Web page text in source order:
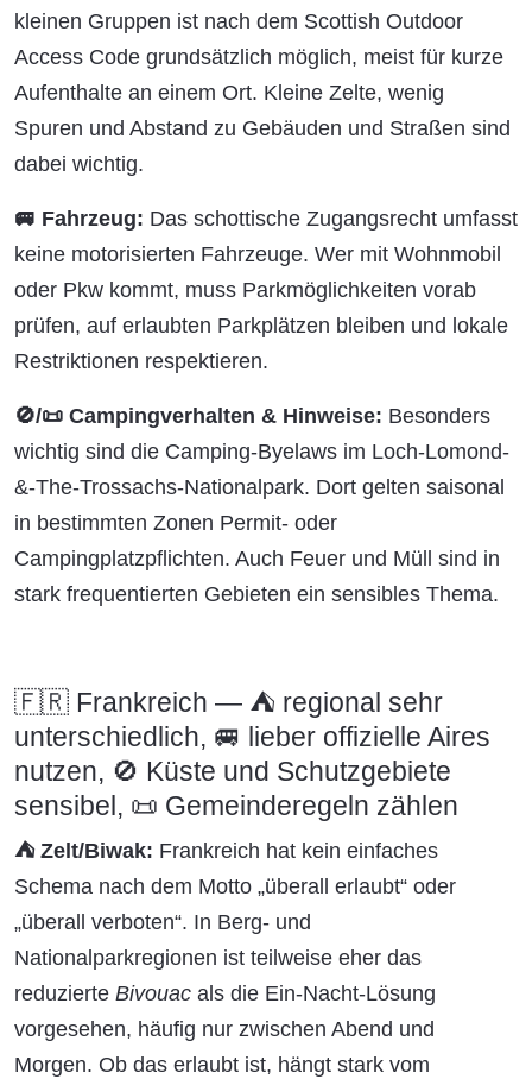
kleinen Gruppen ist nach dem Scottish Outdoor
Access Code grundsätzlich möglich, meist für kurze
Aufenthalte an einem Ort. Kleine Zelte, wenig
Spuren und Abstand zu Gebäuden und Straßen sind
dabei wichtig.
🚐 Fahrzeug: Das schottische Zugangsrecht umfasst
keine motorisierten Fahrzeuge. Wer mit Wohnmobil
oder Pkw kommt, muss Parkmöglichkeiten vorab
prüfen, auf erlaubten Parkplätzen bleiben und lokale
Restriktionen respektieren.
🚫/📜 Campingverhalten & Hinweise: Besonders
wichtig sind die Camping-Byelaws im Loch-Lomond-
&-The-Trossachs-Nationalpark. Dort gelten saisonal
in bestimmten Zonen Permit- oder
Campingplatzpflichten. Auch Feuer und Müll sind in
stark frequentierten Gebieten ein sensibles Thema.
🇫🇷 Frankreich — ⛺ regional sehr
unterschiedlich, 🚐 lieber offizielle Aires
nutzen, 🚫 Küste und Schutzgebiete
sensibel, 📜 Gemeinderegeln zählen
⛺ Zelt/Biwak: Frankreich hat kein einfaches
Schema nach dem Motto „überall erlaubt“ oder
„überall verboten“. In Berg- und
Nationalparkregionen ist teilweise eher das
reduzierte Bivouac als die Ein-Nacht-Lösung
vorgesehen, häufig nur zwischen Abend und
Morgen. Ob das erlaubt ist, hängt stark vom